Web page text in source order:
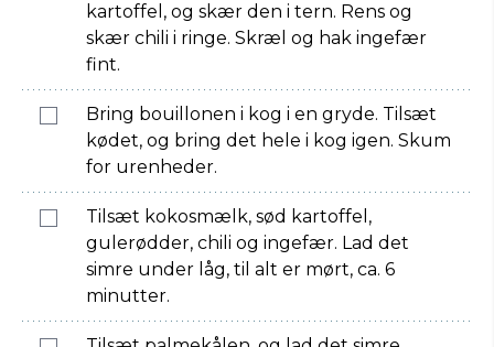
kartoffel, og skær den i tern. Rens og
skær chili i ringe. Skræl og hak ingefær
fint.
Bring bouillonen i kog i en gryde. Tilsæt
kødet, og bring det hele i kog igen. Skum
for urenheder.
Tilsæt kokosmælk, sød kartoffel,
gulerødder, chili og ingefær. Lad det
simre under låg, til alt er mørt, ca. 6
minutter.